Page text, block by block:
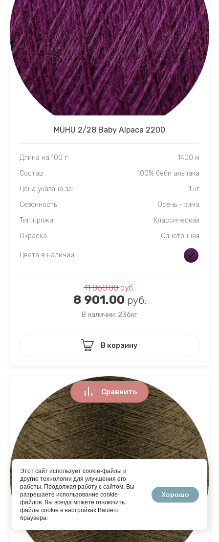
MUHU 2/28 Baby Alpaca 2200
Длина на 100 г
1400 м
Состав
100% беби альпака
Цена указана за:
1 кг
Сезонность
Осень - зима
Тип пряжи
Классическая
Окраска
Однотонная
Цвета в наличии
11 868.00руб.
8 901.00 руб.
В наличии: 236кг
В корзину
Сравнить
Этот сайт использует cookie-файлы и
другие технологии для улучшения его
работы. Продолжая работу с сайтом, Вы
разрешаете использование cookie-
файлов. Вы всегда можете отключить
файлы cookie в настройках Вашего
браузера.
Хорошо